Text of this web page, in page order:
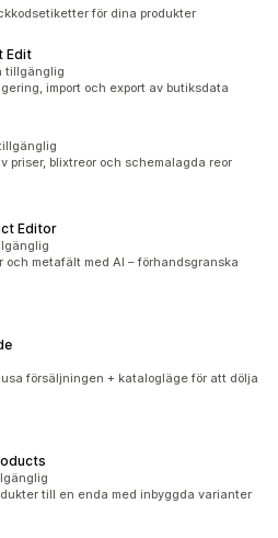
för dina produkter
Edit
tillgänglig
import och export av butiksdata
priser, blixtreor och schemalagda reor
Editor
och metafält med AI – förhandsgranska
försäljningen + katalogläge för att dölja
till en enda med inbyggda varianter